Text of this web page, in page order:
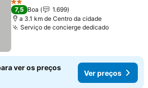
2 Estrelas
7,5 Boa
1.699
a 3.1 km de Centro da cidade
Serviço de concierge dedicado
ver os preços
Ver preços